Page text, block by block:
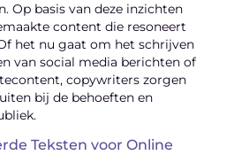
Op basis van deze inzichten
content die resoneert
het nu gaat om het schrijven
van social media berichten of
copywriters zorgen
bij de behoeften en
Teksten voor Online